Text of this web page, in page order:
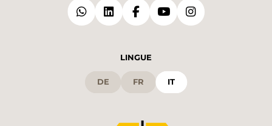
LINGUE
DE FR IT